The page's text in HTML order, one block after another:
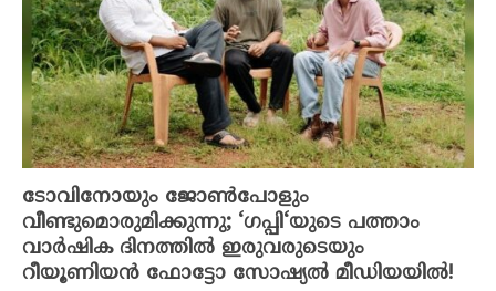
ടോവിനോയും ജോൺപോളും
വീണ്ടുമൊരുമിക്കുന്നു; ‘ഗപ്പി‘യുടെ പത്താം
വാർഷിക ദിനത്തിൽ ഇരുവരുടെയും
റീയൂണിയൻ ഫോട്ടോ സോഷ്യൽ മീഡിയയിൽ!